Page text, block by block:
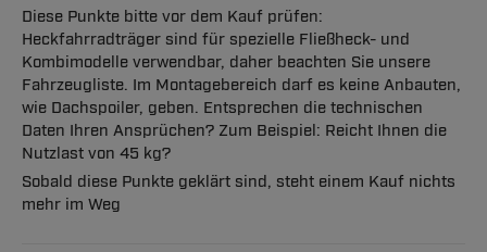
Diese Punkte bitte vor dem Kauf prüfen:
Heckfahrradträger sind für spezielle Fließheck- und
Kombimodelle verwendbar, daher beachten Sie unsere
Fahrzeugliste. Im Montagebereich darf es keine Anbauten,
wie Dachspoiler, geben. Entsprechen die technischen
Daten Ihren Ansprüchen? Zum Beispiel: Reicht Ihnen die
Nutzlast von 45 kg?
Sobald diese Punkte geklärt sind, steht einem Kauf nichts
mehr im Weg